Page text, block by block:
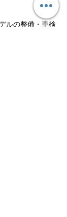
ルの整備・車検